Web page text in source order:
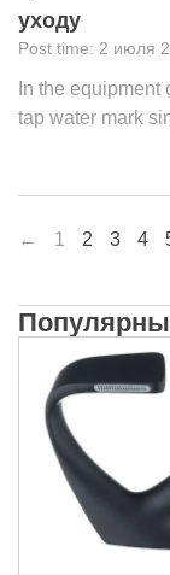
уходу
2 июля
In the
tap water mark
← 1 2 3 4